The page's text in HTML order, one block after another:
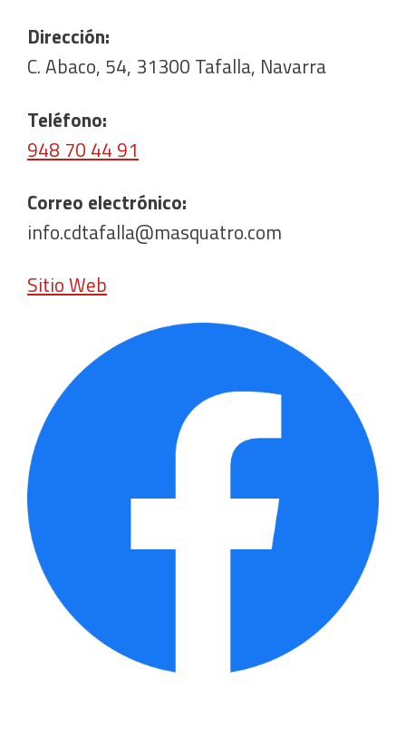
Dirección:
C. Abaco, 54, 31300 Tafalla, Navarra
Teléfono:
948 70 44 91
Correo electrónico:
info.cdtafalla@masquatro.com
Sitio Web